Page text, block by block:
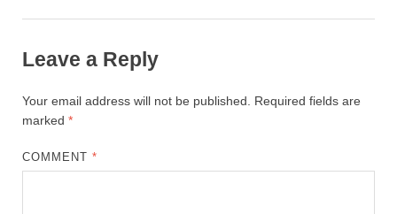
Leave a Reply
Your email address will not be published.
Required fields are
marked *
COMMENT*